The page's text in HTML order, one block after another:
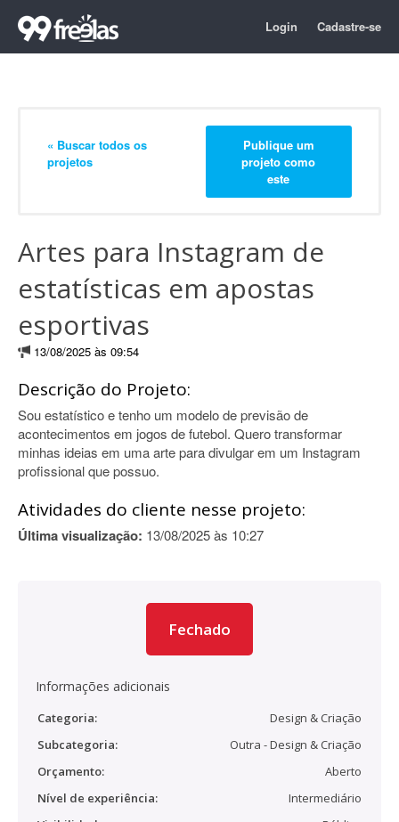
Login Cadastre-se
« Buscar todos os
projetos
Publique um
projeto como
este
Artes para Instagram de
estatísticas em apostas
esportivas
13/08/2025 às 09:54
Descrição do Projeto:
Sou estatístico e tenho um modelo de previsão de
acontecimentos em jogos de futebol. Quero transformar
minhas ideias em uma arte para divulgar em um Instagram
profissional que possuo.
Atividades do cliente nesse projeto:
Última visualização: 13/08/2025 às 10:27
Fechado
Informações adicionais
Categoria:
Design & Criação
Subcategoria:
Outra - Design & Criação
Orçamento:
Aberto
Nível de experiência:
Intermediário